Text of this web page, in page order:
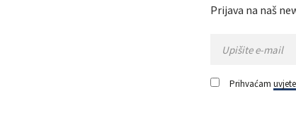
Prijava na naš
Prihvaćam